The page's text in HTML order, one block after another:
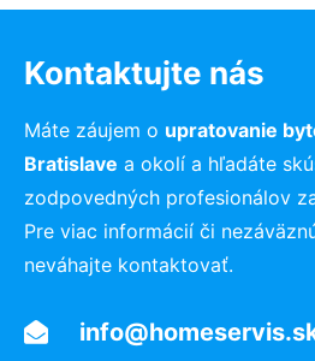
Kontaktujte nás
Máte záujem o upratovanie
Bratislave a okolí a hľadáte
zodpovedných profesionálov
Pre viac informácií či
neváhajte kontaktovať.